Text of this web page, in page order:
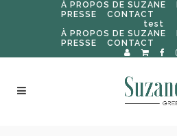
À PROPOS DE SUZANE
PRESSE
CONTACT
test
À PROPOS DE SUZANE
PRESSE
CONTACT